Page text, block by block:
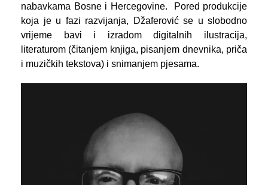
nabavkama Bosne i Hercegovine. Pored produkcije
koja je u fazi razvijanja, Džaferović se u slobodno
vrijeme bavi i izradom digitalnih ilustracija,
literaturom (čitanjem knjiga, pisanjem dnevnika, priča
i muzičkih tekstova) i snimanjem pjesama.